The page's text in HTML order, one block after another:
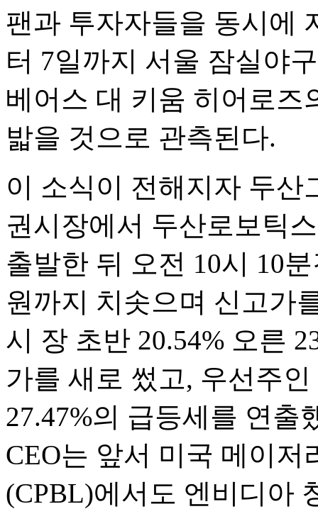
팬과 투자자들을 동시에
터 7일까지 서울 잠실야
베어스 대 키움 히어로즈
밟을 것으로 관측된다.
이 소식이 전해지자 두산
권시장에서 두산로보틱
출발한 뒤 오전 10시 10
원까지 치솟으며 신고가
시 장 초반 20.54% 오른
가를 새로 썼고, 우선주
27.47%의 급등세를 연출
CEO는 앞서 미국 메이
(CPBL)에서도 엔비디아